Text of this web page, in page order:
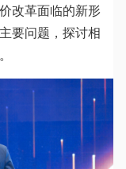
改革面临的新形
要问题，探讨相